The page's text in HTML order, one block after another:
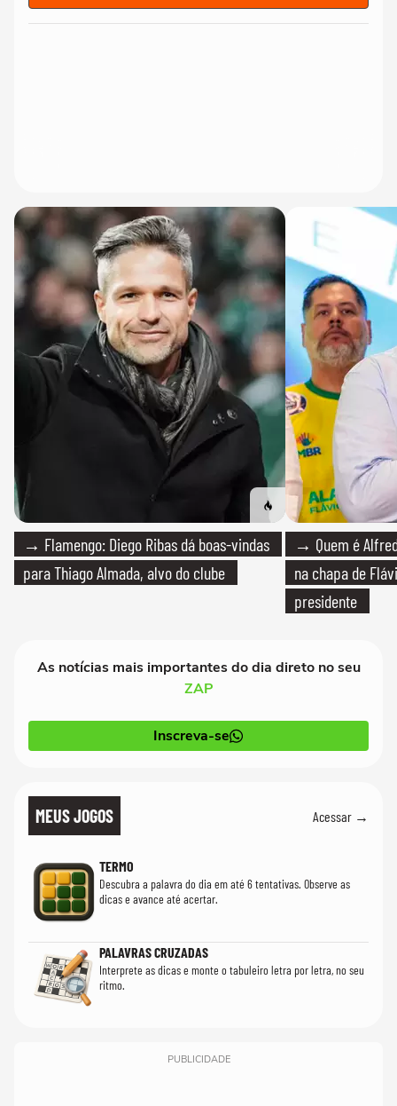
→ Flamengo: Diego Ribas dá boas-vindas
para Thiago Almada, alvo do clube
→ Quem é
na chapa de
presidente
As notícias mais importantes do dia direto no seu
ZAP
Inscreva-se
MEUS JOGOS Acessar →
TERMO
Descubra a palavra do dia em até 6 tentativas. Observe as
dicas e avance até acertar.
PALAVRAS CRUZADAS
Interprete as dicas e monte o tabuleiro letra por letra, no seu
ritmo.
PUBLICIDADE